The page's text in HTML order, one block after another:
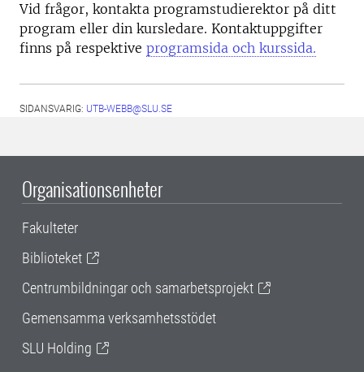
Vid frågor, kontakta programstudierektor på ditt
program eller din kursledare. Kontaktuppgifter
finns på respektive programsida och kurssida.
SIDANSVARIG: UTB-WEBB@SLU.SE
Organisationsenheter
Fakulteter
Biblioteket
Centrumbildningar och samarbetsprojekt
Gemensamma verksamhetsstödet
SLU Holding